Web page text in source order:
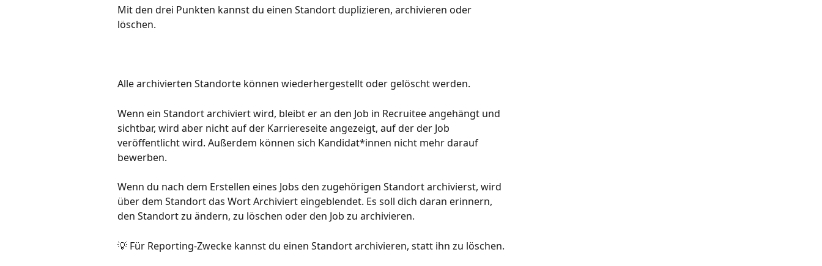
Mit den drei Punkten kannst du einen Standort duplizieren, archivieren oder
löschen.
Alle archivierten Standorte können wiederhergestellt oder gelöscht werden.
Wenn ein Standort archiviert wird, bleibt er an den Job in Recruitee angehängt und
sichtbar, wird aber nicht auf der Karriereseite angezeigt, auf der der Job
veröffentlicht wird. Außerdem können sich Kandidat*innen nicht mehr darauf
bewerben.
Wenn du nach dem Erstellen eines Jobs den zugehörigen Standort archivierst, wird
über dem Standort das Wort Archiviert eingeblendet. Es soll dich daran erinnern,
den Standort zu ändern, zu löschen oder den Job zu archivieren.
💡 Für Reporting-Zwecke kannst du einen Standort archivieren, statt ihn zu löschen.